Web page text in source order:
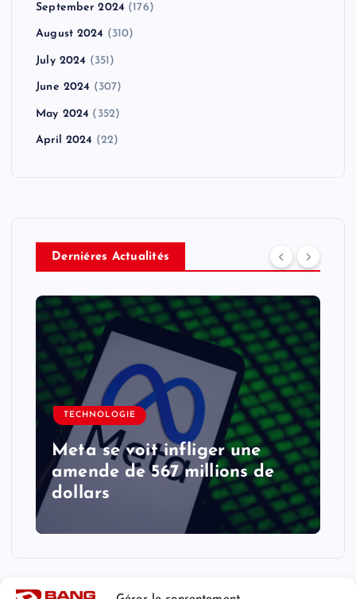
September 2024 (176)
August 2024 (310)
July 2024 (351)
June 2024 (307)
May 2024 (352)
April 2024 (22)
Derniéres Actualités
TECHNOLOGIE
Meta se voit infliger une
amende de 567 millions de
dollars